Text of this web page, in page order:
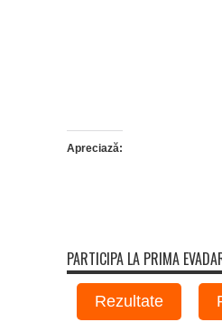
Apreciază:
PARTICIPA LA PRIMA
Rezultate